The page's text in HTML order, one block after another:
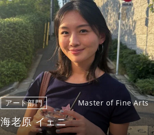
アート部門 Master of Fine Arts
海老原 イェニ